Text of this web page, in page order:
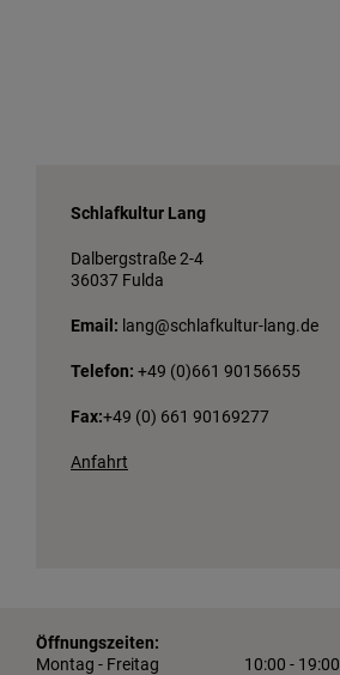
Schlafkultur Lang
Dalbergstraße 2-4
36037 Fulda
Email: lang@schlafkultur-lang.de
Telefon: +49 (0)661 90156655
Fax:+49 (0) 661 90169277
Anfahrt
Öffnungszeiten:
Montag - Freitag
10:00 - 19:00